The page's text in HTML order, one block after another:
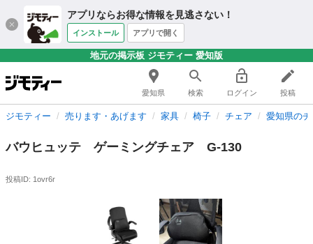
アプリならお得な情報を見逃さない！
インストール アプリで開く
地元の掲示板 ジモティー 愛知版
愛知県 検索 ログイン 投稿
ジモティー 売ります・あげます 家具 椅子 チェア 愛知県の
バウヒュッテ ゲーミングチェア G-130
投稿ID: 1ovr6r